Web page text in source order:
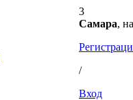
3
Самара,
/
Вход